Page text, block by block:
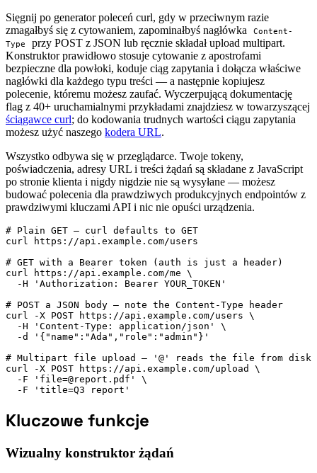
Sięgnij po generator poleceń curl, gdy w przeciwnym razie
zmagałbyś się z cytowaniem, zapominałbyś nagłówka
Content-
Type
przy POST z JSON lub ręcznie składał upload multipart.
Konstruktor prawidłowo stosuje cytowanie z apostrofami
bezpieczne dla powłoki, koduje ciąg zapytania i dołącza właściwe
nagłówki dla każdego typu treści — a następnie kopiujesz
polecenie, któremu możesz zaufać. Wyczerpującą dokumentację
flag z 40+ uruchamialnymi przykładami znajdziesz w towarzyszącej
ściągawce curl; do kodowania trudnych wartości ciągu zapytania
możesz użyć naszego kodera URL.
Wszystko odbywa się w przeglądarce. Twoje tokeny,
poświadczenia, adresy URL i treści żądań są składane z JavaScript
po stronie klienta i nigdy nigdzie nie są wysyłane — możesz
budować polecenia dla prawdziwych produkcyjnych endpointów z
prawdziwymi kluczami API i nic nie opuści urządzenia.
# Plain GET — curl defaults to GET
curl https://api.example.com/users
# GET with a Bearer token (auth is just a header)
curl https://api.example.com/me \
  -H 'Authorization: Bearer YOUR_TOKEN'
# POST a JSON body — note the Content-Type header
curl -X POST https://api.example.com/users \
  -H 'Content-Type: application/json' \
  -d '{"name":"Ada","role":"admin"}'
# Multipart file upload — '@' reads the file from disk
curl -X POST https://api.example.com/upload \
  -F 'file=@report.pdf' \
  -F 'title=Q3 report'
Kluczowe funkcje
Wizualny konstruktor żądań